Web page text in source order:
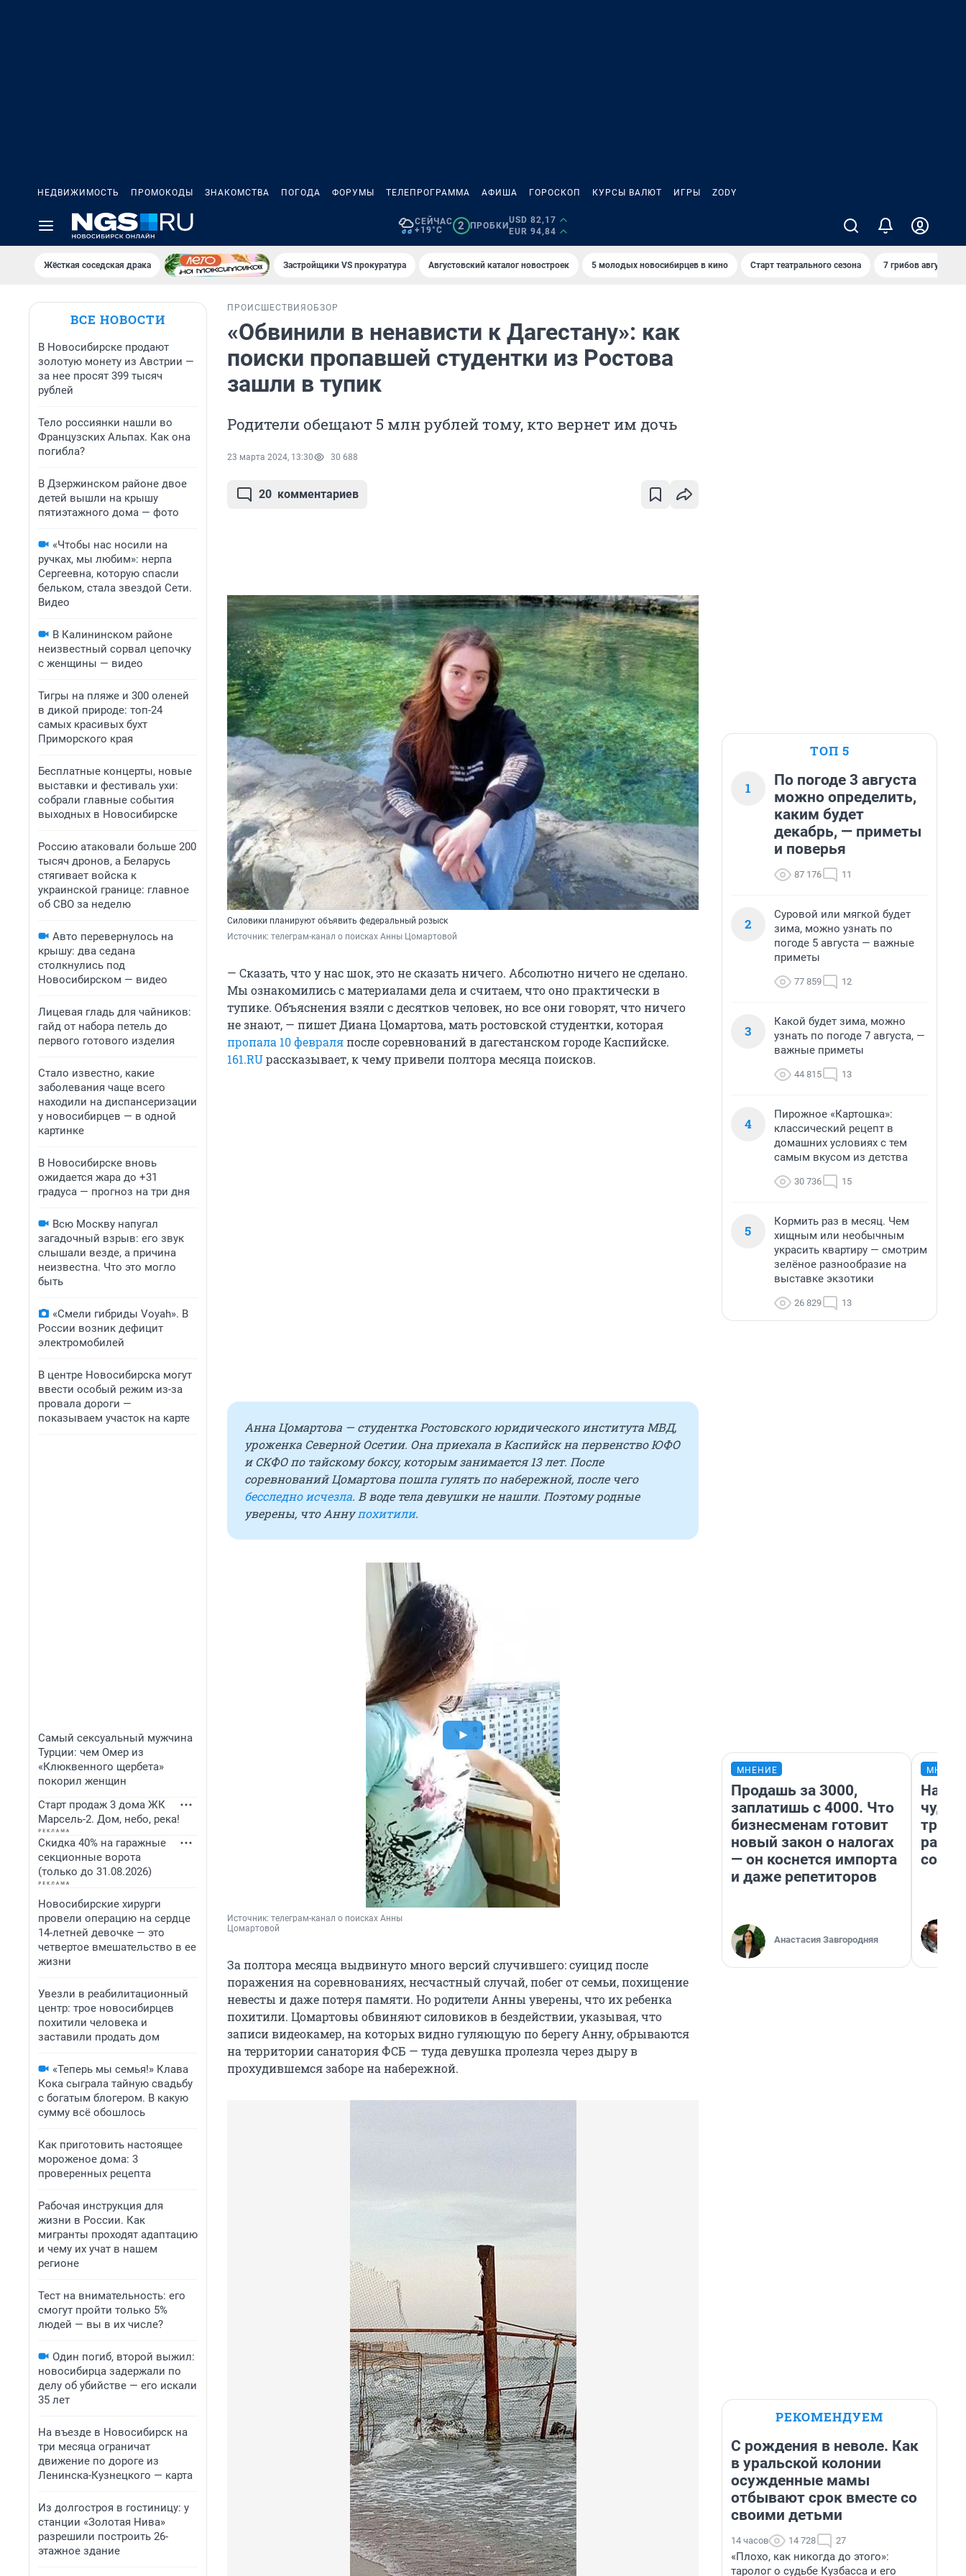
НЕДВИЖИМОСТЬ ПРОМОКОДЫ ЗНАКОМСТВА ПОГОДА ФОРУМЫ ТЕЛЕПРОГРАММА АФИША ГОРОСКОП КУРСЫ ВАЛЮТ ИГРЫ ZODY
СЕЙЧАС
+19°C
2 ПРОБКИ
USD 82,17
EUR 94,84
Жёсткая соседская драка Застройщики VS прокуратура Августовский каталог новостроек 5 молодых новосибирцев в кино Старт театрального сезона 7 грибов августа
ВСЕ НОВОСТИ
В Новосибирске продают
золотую монету из Австрии —
за нее просят 399 тысяч
рублей
Тело россиянки нашли во
Французских Альпах. Как она
погибла?
В Дзержинском районе двое
детей вышли на крышу
пятиэтажного дома — фото
«Чтобы нас носили на
ручках, мы любим»: нерпа
Сергеевна, которую спасли
бельком, стала звездой Сети.
Видео
В Калининском районе
неизвестный сорвал цепочку
с женщины — видео
Тигры на пляже и 300 оленей
в дикой природе: топ-24
самых красивых бухт
Приморского края
Бесплатные концерты, новые
выставки и фестиваль ухи:
собрали главные события
выходных в Новосибирске
Россию атаковали больше 200
тысяч дронов, а Беларусь
стягивает войска к
украинской границе: главное
об СВО за неделю
Авто перевернулось на
крышу: два седана
столкнулись под
Новосибирском — видео
Лицевая гладь для чайников:
гайд от набора петель до
первого готового изделия
Стало известно, какие
заболевания чаще всего
находили на диспансеризации
у новосибирцев — в одной
картинке
В Новосибирске вновь
ожидается жара до +31
градуса — прогноз на три дня
Всю Москву напугал
загадочный взрыв: его звук
слышали везде, а причина
неизвестна. Что это могло
быть
«Смели гибриды Voyah». В
России возник дефицит
электромобилей
В центре Новосибирска могут
ввести особый режим из-за
провала дороги —
показываем участок на карте
Самый сексуальный мужчина
Турции: чем Омер из
«Клюквенного щербета»
покорил женщин
Старт продаж 3 дома ЖК
Марсель-2. Дом, небо, река!
Скидка 40% на гаражные
секционные ворота
(только до 31.08.2026)
Новосибирские хирурги
провели операцию на сердце
14-летней девочке — это
четвертое вмешательство в ее
жизни
Увезли в реабилитационный
центр: трое новосибирцев
похитили человека и
заставили продать дом
«Теперь мы семья!» Клава
Кока сыграла тайную свадьбу
с богатым блогером. В какую
сумму всё обошлось
Как приготовить настоящее
мороженое дома: 3
проверенных рецепта
Рабочая инструкция для
жизни в России. Как
мигранты проходят адаптацию
и чему их учат в нашем
регионе
Тест на внимательность: его
смогут пройти только 5%
людей — вы в их числе?
Один погиб, второй выжил:
новосибирца задержали по
делу об убийстве — его искали
35 лет
На въезде в Новосибирск на
три месяца ограничат
движение по дороге из
Ленинска-Кузнецкого — карта
Из долгостроя в гостиницу: у
станции «Золотая Нива»
разрешили построить 26-
этажное здание
ПРОИСШЕСТВИЯ ОБЗОР
«Обвинили в ненависти к Дагестану»: как
поиски пропавшей студентки из Ростова
зашли в тупик
Родители обещают 5 млн рублей тому, кто вернет им дочь
23 марта 2024, 13:30 30 688
20 комментариев
Силовики планируют объявить федеральный розыск
Источник: телеграм-канал о поисках Анны Цомартовой
— Сказать, что у нас шок, это не сказать ничего. Абсолютно ничего не сделано.
Мы ознакомились с материалами дела и считаем, что оно практически в
тупике. Объяснения взяли с десятков человек, но все они говорят, что ничего
не знают, — пишет Диана Цомартова, мать ростовской студентки, которая
пропала 10 февраляпосле соревнований в дагестанском городе Каспийске.
161.RUрассказывает, к чему привели полтора месяца поисков.
Анна Цомартова — студентка Ростовского юридического института МВД,
уроженка Северной Осетии. Она приехала в Каспийск на первенство ЮФО
и СКФО по тайскому боксу, которым занимается 13 лет. После
соревнований Цомартова пошла гулять по набережной, после чего
бесследно исчезла. В воде тела девушки не нашли. Поэтому родные
уверены, что Аннупохитили.
Источник: телеграм-канал о поисках Анны
Цомартовой
За полтора месяца выдвинуто много версий случившего: суицид после
поражения на соревнованиях, несчастный случай, побег от семьи, похищение
невесты и даже потеря памяти. Но родители Анны уверены, что их ребенка
похитили. Цомартовы обвиняют силовиков в бездействии, указывая, что
записи видеокамер, на которых видно гуляющую по берегу Анну, обрываются
на территории санатория ФСБ — туда девушка пролезла через дыру в
прохудившемся заборе на набережной.
ТОП 5
1
По погоде 3 августа
можно определить,
каким будет
декабрь, — приметы
и поверья
87 176 11
2
Суровой или мягкой будет
зима, можно узнать по
погоде 5 августа — важные
приметы
77 859 12
3
Какой будет зима, можно
узнать по погоде 7 августа, —
важные приметы
44 815 13
4
Пирожное «Картошка»:
классический рецепт в
домашних условиях с тем
самым вкусом из детства
30 736 15
5
Кормить раз в месяц. Чем
хищным или необычным
украсить квартиру — смотрим
зелёное разнообразие на
выставке экзотики
26 829 13
МНЕНИЕ
Продашь за 3000,
заплатишь с 4000. Что
бизнесменам готовит
новый закон о налогах
— он коснется импорта
и даже репетиторов
Анастасия Завгородняя
РЕКОМЕНДУЕМ
С рождения в неволе. Как
в уральской колонии
осужденные мамы
отбывают срок вместе со
своими детьми
14 часов 14 728 27
«Плохо, как никогда до этого»:
таролог о судьбе Кузбасса и его